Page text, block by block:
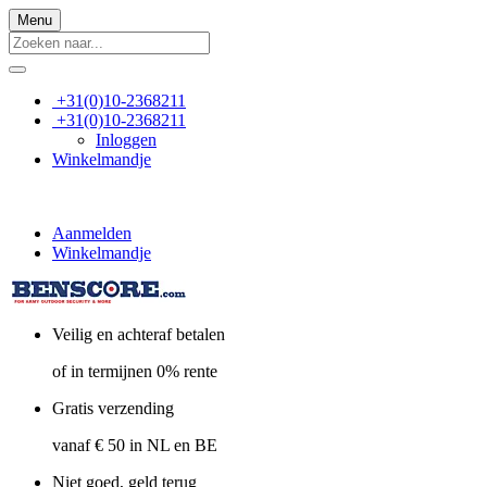
Menu
+31(0)10-2368211
+31(0)10-2368211
Inloggen
Winkelmandje
Aanmelden
Winkelmandje
Veilig en achteraf betalen
of in termijnen 0% rente
Gratis verzending
vanaf € 50 in NL en BE
Niet goed, geld terug